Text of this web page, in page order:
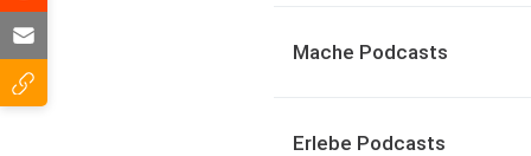
Mache Podcasts
Erlebe Podcasts